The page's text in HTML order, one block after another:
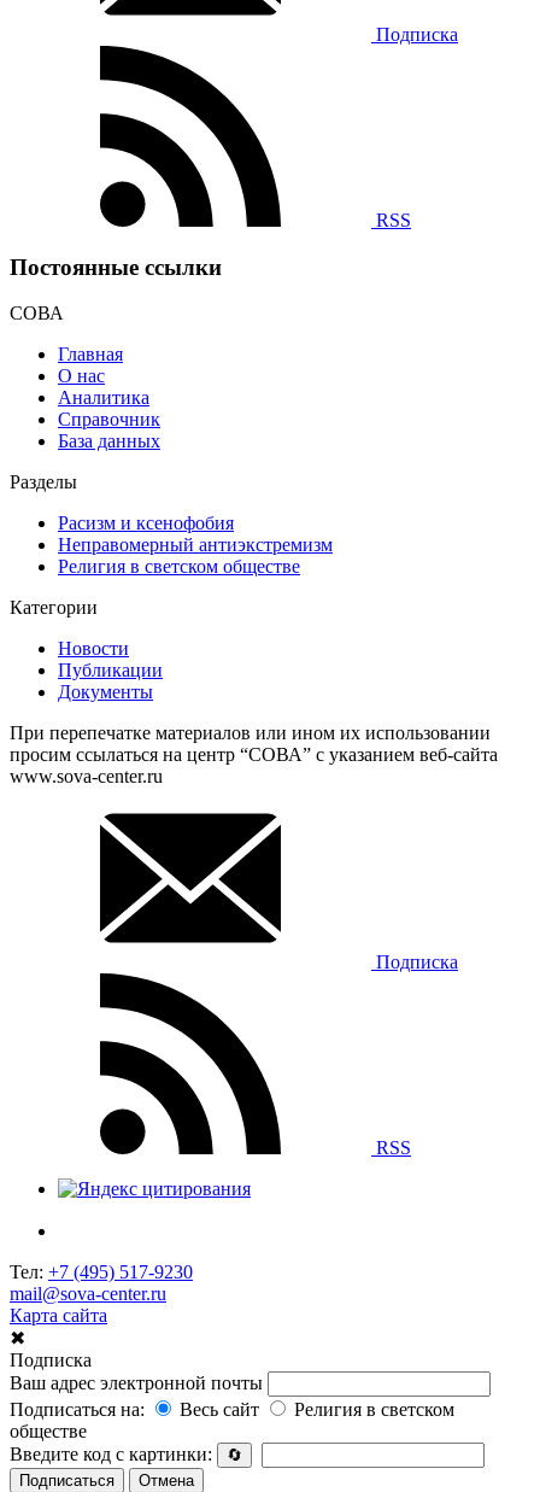
Подписка
RSS
Постоянные ссылки
СОВА
Главная
О нас
Аналитика
Справочник
База данных
Разделы
Расизм и ксенофобия
Неправомерный антиэкстремизм
Религия в светском обществе
Категории
Новости
Публикации
Документы
При перепечатке материалов или ином их использовании
просим ссылаться на центр “СОВА” с указанием веб-сайта
www.sova-center.ru
Подписка
RSS
Тел: +7 (495) 517-9230
mail@sova-center.ru
Карта сайта
✖
Подписка
Ваш адрес электронной почты
Подписаться на:
Весь сайт
Религия в светском
обществе
Введите код с картинки:
🔄
Подписаться
Отмена